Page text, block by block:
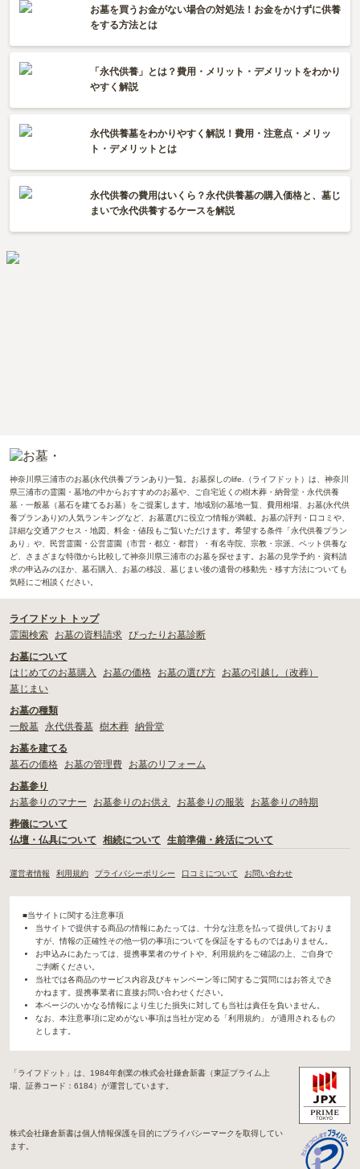
お墓を買うお金がない場合の対処法！お金をかけずに供養
をする方法とは
「永代供養」とは？費用・メリット・デメリットをわかり
やすく解説
永代供養墓をわかりやすく解説！費用・注意点・メリッ
ト・デメリットとは
永代供養の費用はいくら？永代供養墓の購入価格と、墓じ
まいで永代供養するケースを解説
神奈川県三浦市のお墓(永代供養プランあり)一覧。お墓探しのlife.（ライフドット）は、神奈川
県三浦市の霊園・墓地の中からおすすめのお墓や、ご自宅近くの樹木葬・納骨堂・永代供養
墓・一般墓（墓石を建てるお墓）をご提案します。地域別の墓地一覧、費用相場、お墓(永代供
養プランあり)の人気ランキングなど、お墓選びに役立つ情報が満載。お墓の評判・口コミや、
詳細な交通アクセス・地図、料金・値段もご覧いただけます。希望する条件「永代供養プラン
あり」や、民営霊園・公営霊園（市営・都立・都営）・有名寺院、宗教・宗派、ペット供養な
ど、さまざまな特徴から比較して神奈川県三浦市のお墓を探せます。お墓の見学予約・資料請
求の申込みのほか、墓石購入、お墓の移設、墓じまい後の遺骨の移動先・移す方法についても
気軽にご相談ください。
ライフドット トップ
霊園検索
お墓の資料請求 ぴったりお墓診断
お墓について
はじめてのお墓購入
お墓の価格 お墓の選び方
お墓の引越し（改葬）
墓じまい
お墓の種類
一般墓
永代供養墓 樹木葬 納骨堂
お墓を建てる
墓石の価格
お墓の管理費
お墓のリフォーム
お墓参り
お墓参りのマナー
お墓参りのお供え お墓参りの服装
お墓参りの時期
葬儀について
仏壇・仏具について
相続について 生前準備・終活について
運営者情報 利用規約 プライバシーポリシー 口コミについて お問い合わせ
■当サイトに関する注意事項
当サイトで提供する商品の情報にあたっては、十分な注意を払って提供しておりま
すが、情報の正確性その他一切の事項についてを保証をするものではありません。
お申込みにあたっては、提携事業者のサイトや、利用規約をご確認の上、ご自身で
ご判断ください。
当社では各商品のサービス内容及びキャンペーン等に関するご質問にはお答えでき
かねます。提携事業者に直接お問い合わせください。
本ページのいかなる情報により生じた損失に対しても当社は責任を負いません。
なお、本注意事項に定めがない事項は当社が定める「利用規約」 が適用されるもの
とします。
「ライフドット」は、1984年創業の株式会社鎌倉新書（東証プライム上
場、証券コード：6184）が運営しています。
株式会社鎌倉新書は個人情報保護を目的にプライバシーマークを取得してい
ます。